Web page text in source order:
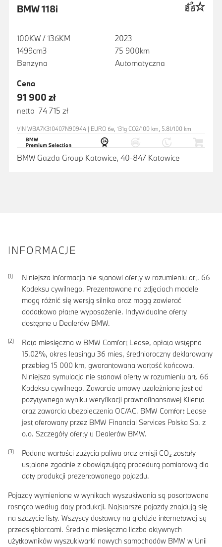
BMW 118i
100KW / 136KM
1499cm3
Benzyna
2023
75 900km
Automatyczna
Cena
91 900 zł
netto 74 715 zł
VIN WBA7K310407N90944 | EURO 6e, 131g CO2/100 km, 5.8l/100 km
BMW Gazda Group Katowice, 40-847 Katowice
INFORMACJE
Niniejsza informacja nie stanowi oferty w rozumieniu art. 66
Kodeksu cywilnego. Prezentowane na zdjęciach modele
mogą różnić się wersją silnika oraz mogą zawierać
dodatkowo płatne wyposażenie. Indywidualne oferty
dostępne u Dealerów BMW.
Rata miesięczna w BMW Comfort Lease, opłata wstępna
15,02%, okres leasingu 36 mies, średnioroczny deklarowany
przebieg 15 000 km, gwarantowana wartość końcowa.
Niniejsza symulacja nie stanowi oferty w rozumieniu art. 66
Kodeksu cywilnego. Zawarcie umowy uzależnione jest od
pozytywnego wyniku weryfikacji prawnofinansowej Klienta
oraz zawarcia ubezpieczenia OC/AC. BMW Comfort Lease
jest oferowany przez BMW Financial Services Polska Sp. z
o.o. Szczegóły oferty u Dealerów BMW.
Podane wartości zużycia paliwa oraz emisji CO₂ zostały
ustalone zgodnie z obowiązującą procedurą pomiarową dla
daty produkcji prezentowanego pojazdu.
Pojazdy wymienione w wynikach wyszukiwania są posortowane
rosnąco według daty produkcji. Najstarsze pojazdy znajdują się
na szczycie listy. Wszyscy dostawcy na giełdzie internetowej są
przedsiębiorcami. Średnia miesięczna liczba aktywnych
użytkowników wyszukiwarki nowych samochodów BMW w Unii